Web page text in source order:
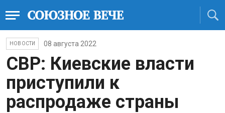
НОВОСТИ 08 августа 2022
СВР: Киевские власти
приступили к
распродаже страны